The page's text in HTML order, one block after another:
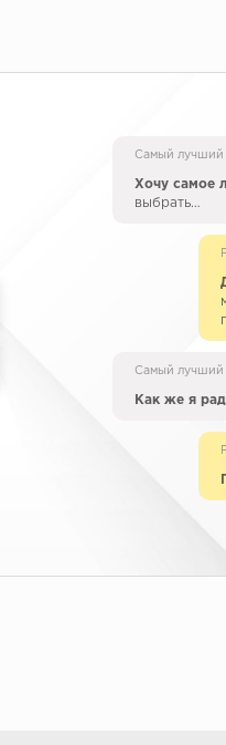
Самый лучший
Хочу самое
выбрать…
Самый лучший
Как же я